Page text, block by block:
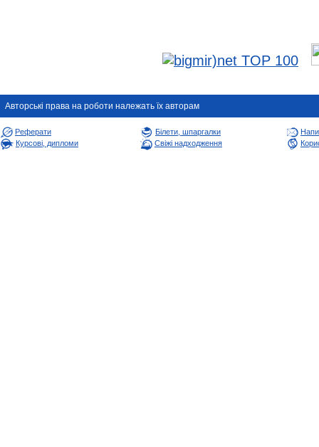
Авторськi права на роботи належать їх авторам
Реферати Білети, шпаргалки
Курсові, дипломи
Свіжі надходження